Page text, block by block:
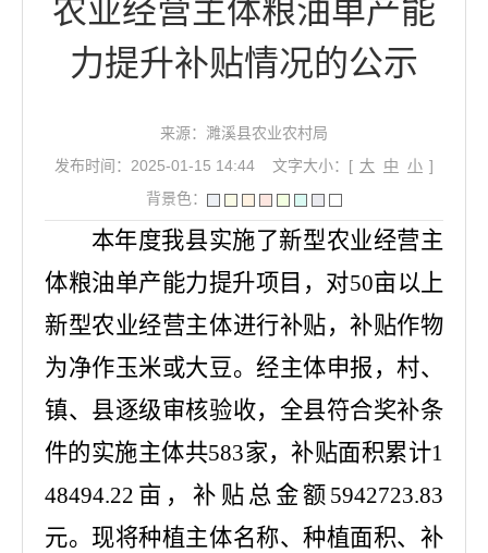
农业经营主体粮油单产能
力提升补贴情况的公示
来源：濉溪县农业农村局
发布时间：2025-01-15 14:44
文字大小：[ 大 中 小 ]
背景色：
本年度我县实施了新型农业经营主
体粮油单产能力提升项目， 对50亩以上
新型农业经营主体进行补贴，补贴作物
为净作玉米或大豆 。经主体申报，村、
镇、县逐级审核验收， 全县符合奖补条
件的实施主体共583家，补贴面积累计1
48494.22 亩 ，补贴总金额 5942723.83
元。 现将种植主体名称、种植面积、补